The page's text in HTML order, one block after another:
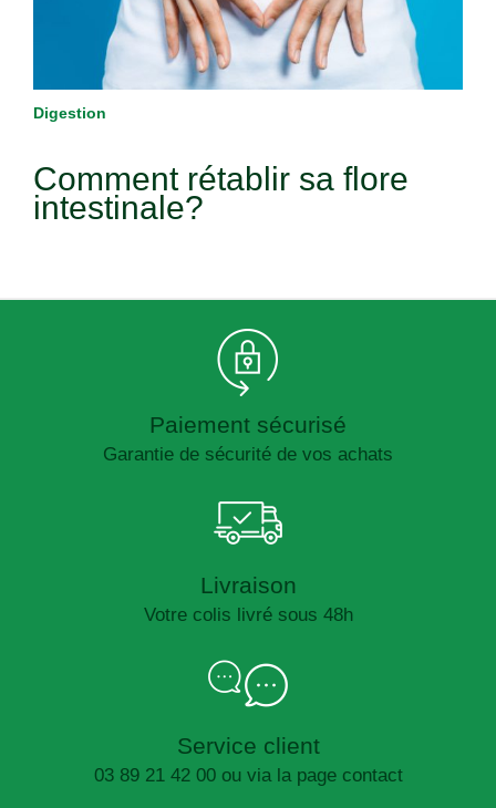
Digestion
Comment rétablir sa flore
intestinale?
Paiement sécurisé
Garantie de sécurité de vos achats
Livraison
Votre colis livré sous 48h
Service client
03 89 21 42 00 ou via la page contact